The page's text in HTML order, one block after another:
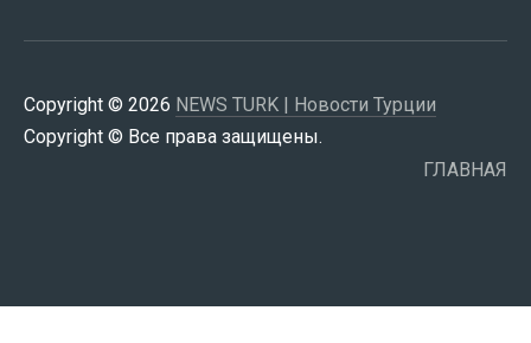
Copyright © 2026 NEWS TURK | Новости Турции
Copyright © Все права защищены.
ГЛАВНАЯ